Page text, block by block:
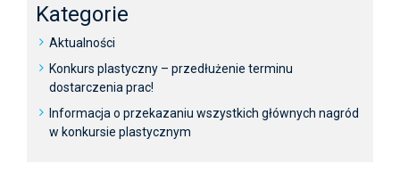
Kategorie
Aktualności
Konkurs plastyczny – przedłużenie terminu
dostarczenia prac!
Informacja o przekazaniu wszystkich głównych nagród
w konkursie plastycznym